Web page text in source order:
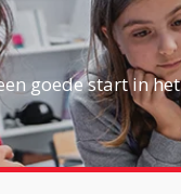
goede start in het